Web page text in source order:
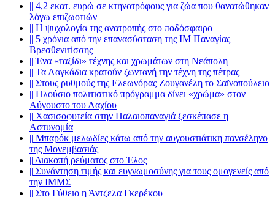
|| 4,2 εκατ. ευρώ σε κτηνοτρόφους για ζώα που θανατώθηκαν
λόγω επιζωοτιών
|| Η ψυχολογία της ανατροπής στο ποδόσφαιρο
|| 5 χρόνια από την επανασύσταση της ΙΜ Παναγίας
Βρεσθενιτίσσης
|| Ένα «ταξίδι» τέχνης και χρωμάτων στη Νεάπολη
|| Τα Λαγκάδια κρατούν ζωντανή την τέχνη της πέτρας
|| Στους ρυθμούς της Ελεωνόρας Ζουγανέλη το Σαϊνοπούλειο
|| Πλούσιο πολιτιστικό πρόγραμμα δίνει «χρώμα» στον
Αύγουστο του Λαχίου
|| Χασισοφυτεία στην Παλαιοπαναγιά ξεσκέπασε η
Αστυνομία
|| Μπαρόκ μελωδίες κάτω από την αυγουστιάτικη πανσέληνο
της Μονεμβασιάς
|| Διακοπή ρεύματος στο Έλος
|| Συνάντηση τιμής και ευγνωμοσύνης για τους ομογενείς από
την ΙΜΜΣ
|| Στο Γύθειο η Άντζελα Γκερέκου